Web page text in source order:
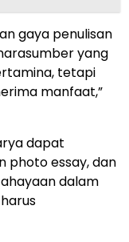
gaya penulisan
yang
tetapi
manfaat,”
dapat
photo essay, dan
dalam